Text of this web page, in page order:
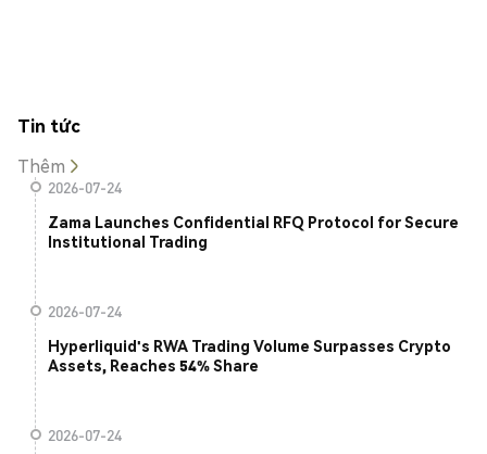
Tin tức
Thêm
2026-07-24
Zama Launches Confidential RFQ Protocol for Secure
Institutional Trading
2026-07-24
Hyperliquid's RWA Trading Volume Surpasses Crypto
Assets, Reaches 54% Share
2026-07-24